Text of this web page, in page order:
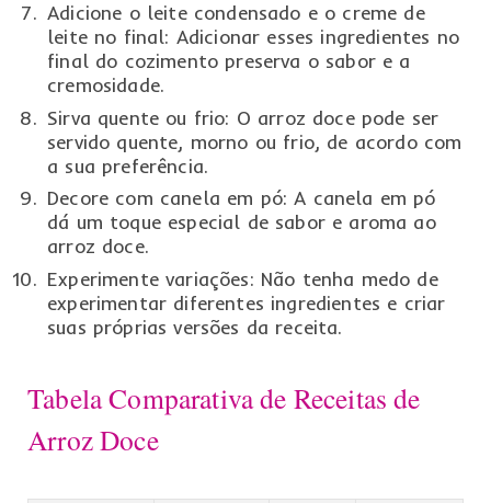
Adicione o leite condensado e o creme de
leite no final: Adicionar esses ingredientes no
final do cozimento preserva o sabor e a
cremosidade.
Sirva quente ou frio: O arroz doce pode ser
servido quente, morno ou frio, de acordo com
a sua preferência.
Decore com canela em pó: A canela em pó
dá um toque especial de sabor e aroma ao
arroz doce.
Experimente variações: Não tenha medo de
experimentar diferentes ingredientes e criar
suas próprias versões da receita.
Tabela Comparativa de Receitas de
Arroz Doce